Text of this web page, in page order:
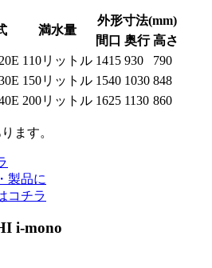
満水量
外形寸法(mm)
間口 奥行 高さ
110リットル 1415 930
790
150リットル 1540 1030 848
200リットル 1625 1130 860
ます。
製品に
コチラ